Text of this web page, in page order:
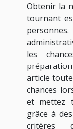
Obtenir la
tournant
les
article
chances
et mettez
grâce à
critères